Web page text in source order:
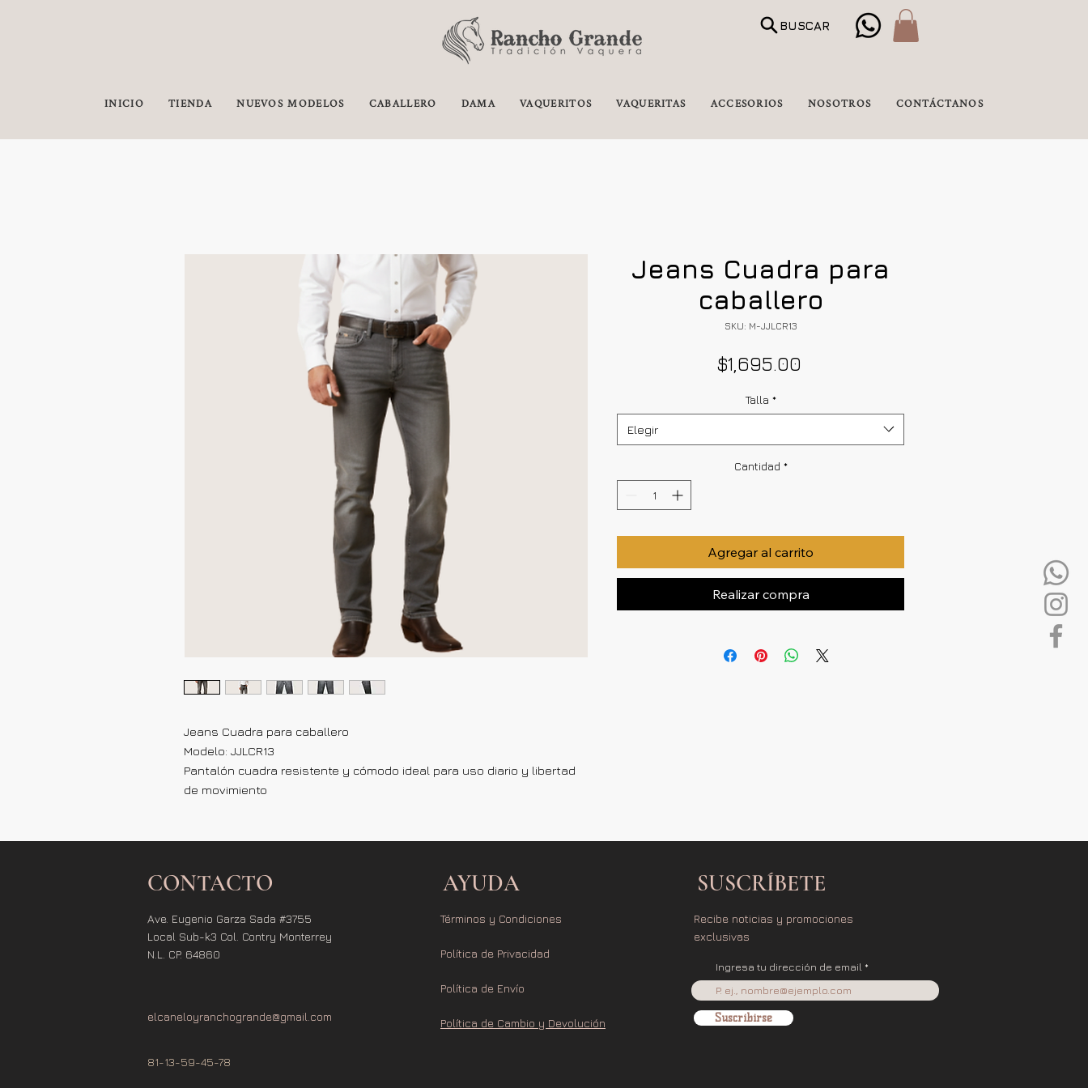
BUSCAR
INICIO TIENDA NUEVOS MODELOS CABALLERO DAMA VAQUERITOS VAQUERITAS ACCESORIOS NOSOTROS CONTÁCTANOS
Jeans Cuadra para caballero
Modelo: JJLCR13
Pantalón cuadra resistente y cómodo ideal para uso diario y libertad
de movimiento
Jeans Cuadra para
caballero
SKU: M-JJLCR13
$1,695.00
Talla *
Elegir
Cantidad *
Agregar al carrito
Realizar compra
CONTACTO
Ave. Eugenio Garza Sada #3755
Local Sub-k3 Col. Contry Monterrey
N.L. CP. 64860
elcaneloyranchogrande@gmail.com
81-13-59-45-78
AYUDA
Términos y Condiciones
Política de Privacidad
Política de Envío
Política de Cambio y Devolución
SUSCRÍBETE
Recibe noticias y promociones
exclusivas
Ingresa tu dirección de email
Suscribirse